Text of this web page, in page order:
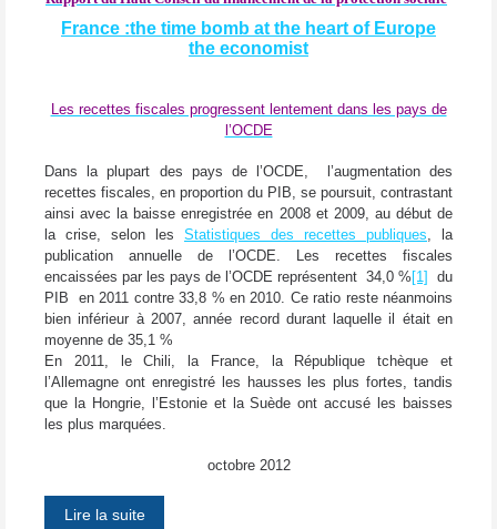
France :the time bomb at the heart of Europe
the economist
Les recettes fiscales progressent lentement dans les pays de
l’OCDE
Dans la plupart des pays de l’OCDE, l’augmentation des
recettes fiscales, en proportion du PIB, se poursuit, contrastant
ainsi avec la baisse enregistrée en 2008 et 2009, au début de
la crise, selon les Statistiques des recettes publiques, la
publication annuelle de l’OCDE. Les recettes fiscales
encaissées par les pays de l’OCDE représentent 34,0 % [1]
du
PIB en 2011 contre 33,8 % en 2010. Ce ratio reste néanmoins
bien inférieur à 2007, année record durant laquelle il était en
moyenne de 35,1 %
En 2011, le Chili, la France, la République tchèque et
l’Allemagne ont enregistré les hausses les plus fortes, tandis
que la Hongrie, l’Estonie et la Suède ont accusé les baisses
les plus marquées.
octobre 2012
Lire la suite